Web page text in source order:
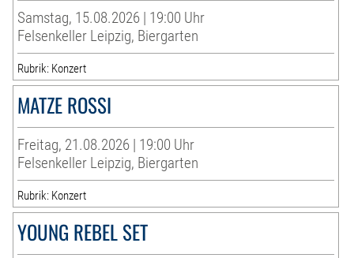
Samstag, 15.08.2026 | 19:00 Uhr
Felsenkeller Leipzig, Biergarten
Rubrik: Konzert
MATZE ROSSI
Freitag, 21.08.2026 | 19:00 Uhr
Felsenkeller Leipzig, Biergarten
Rubrik: Konzert
YOUNG REBEL SET